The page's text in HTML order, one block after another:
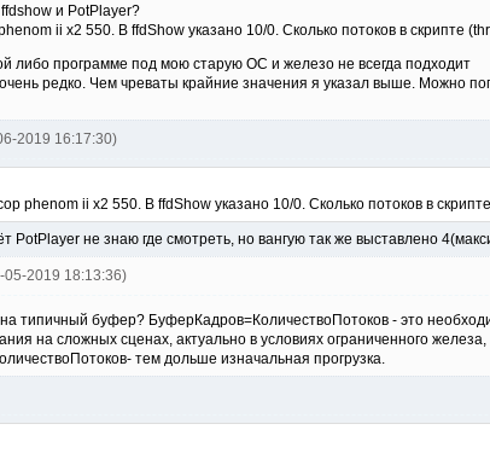
и PotPlayer?
ii x2 550. В ffdShow указано 10/0. Сколько потоков в скрипте
либо программе под мою старую ОС и железо не всегда подходит
редко. Чем чреваты крайние значения я указал выше. Можно
2019 16:17:30)
phenom ii x2 550. В ffdShow указано 10/0. Сколько потоков в
PotPlayer не знаю где смотреть, но вангую так же выставлено
05-2019 18:13:36)
типичный буфер? БуферКадров=КоличествоПотоков - это
на сложных сценах, актуально в условиях ограниченного
тем дольше изначальная прогрузка.